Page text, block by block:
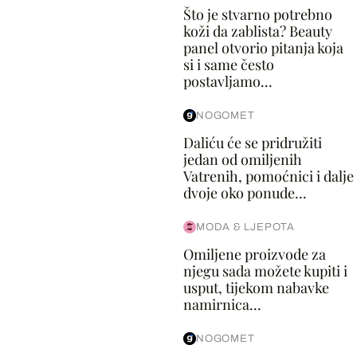
Što je stvarno potrebno
koži da zablista? Beauty
panel otvorio pitanja koja
si i same često
postavljamo...
NOGOMET
Daliću će se pridružiti
jedan od omiljenih
Vatrenih, pomoćnici i dalje
dvoje oko ponude...
MODA & LJEPOTA
Omiljene proizvode za
njegu sada možete kupiti i
usput, tijekom nabavke
namirnica...
NOGOMET